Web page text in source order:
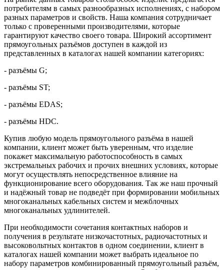
потребителям в самых разнообразных исполнениях, с набором
разных параметров и свойств. Наша компания сотрудничает
только с проверенными производителями, которые
гарантируют качество своего товара. Широкий ассортимент
прямоугольных разъёмов доступен в каждой из
представленных в каталогах нашей компании категориях:
- разъёмы G;
- разъёмы ST;
- разъёмы EDAS;
- разъёмы HDC.
Купив любую модель прямоугольного разъёма в нашей
компании, клиент может быть уверенным, что изделие
покажет максимальную работоспособность в самых
экстремальных рабочих и прочих внешних условиях, которые
могут осуществлять непосредственное влияние на
функционирование всего оборудования. Так же наш прочный
и надёжный товар не подведёт при формировании мобильных
многоканальных кабельных систем и межблочных
многоканальных удлинителей.
При необходимости сочетания контактных наборов и
получения в результате низкочастотных, радиочастотных и
высоковольтных контактов в одном соединении, клиент в
каталогах нашей компании может выбрать идеальное по
набору параметров комбинированный прямоугольный разъём,